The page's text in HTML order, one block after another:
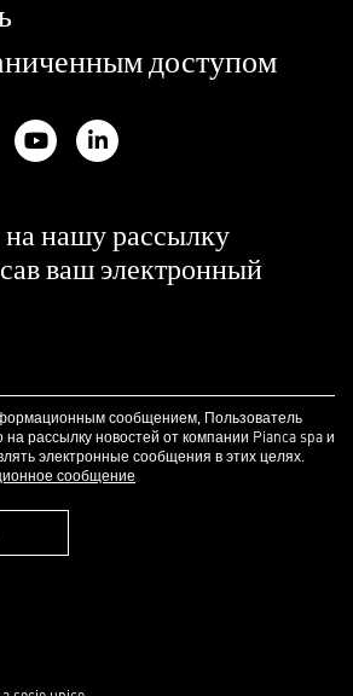
доступом
нашу рассылку
ваш электронный
сообщением, Пользователь
на рассылку новостей от компании Pianca spa и
электронные сообщения в этих целях.
сообщение